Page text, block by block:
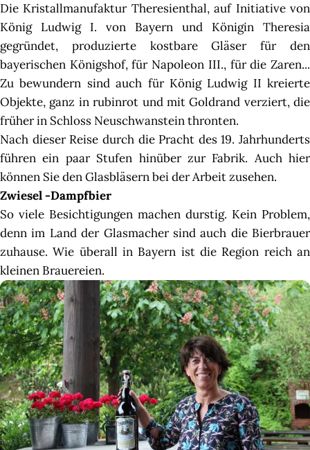
Die Kristallmanufaktur Theresienthal, auf Initiative von
König Ludwig I. von Bayern und Königin Theresia
gegründet, produzierte kostbare Gläser für den
bayerischen Königshof, für Napoleon III., für die Zaren...
Zu bewundern sind auch für König Ludwig II kreierte
Objekte, ganz in rubinrot und mit Goldrand verziert, die
früher in Schloss Neuschwanstein thronten.
Nach dieser Reise durch die Pracht des 19. Jahrhunderts
führen ein paar Stufen hinüber zur Fabrik. Auch hier
können Sie den Glasbläsern bei der Arbeit zusehen.
Zwiesel -Dampfbier
So viele Besichtigungen machen durstig. Kein Problem,
denn im Land der Glasmacher sind auch die Bierbrauer
zuhause. Wie überall in Bayern ist die Region reich an
kleinen Brauereien.